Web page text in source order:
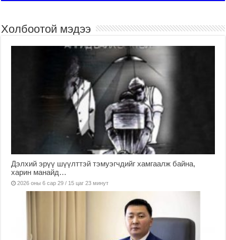
Холбоотой мэдээ
Дэлхий эрүү шүүлттэй тэмуэгчдийг хамгаалж байна,
харин манайд…
2026 оны 6 сар 29 / 15 цаг 23 минут